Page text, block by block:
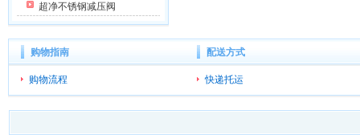
超净不锈钢减压阀
购物指南
购物流程
配送方式
快递托运